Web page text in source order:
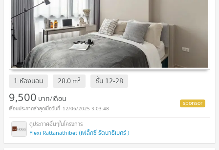
1 ห้องนอน 28.0m2 ชั้น 12-28
9,500 บาท/เดือน
12/06/2025 3:03:48
Flexi Rattanathibet (เฟล็กซี่ รัตนาธิเบศร์ )